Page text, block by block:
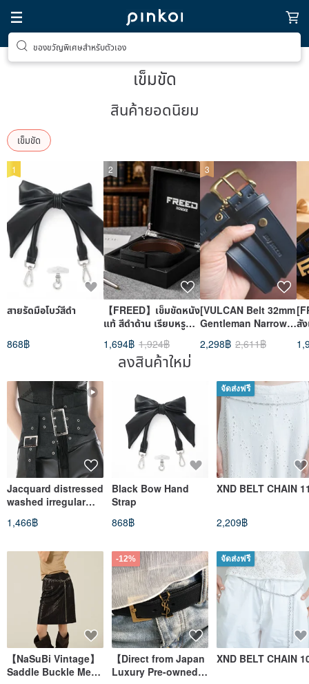
ของขวัญพิเศษสำหรับตัวเอง
เข็มขัด
สินค้ายอดนิยม
เข็มขัด
สายรัดมือโบว์สีดำ
868฿
1
【FREED】เข็มขัดหนัง
แท้ สีดำด้าน เรียบหรู
อัตโนมัติ ของขวัญแฟน
1,694฿ 1,924฿
2
[VULCAN Belt 32mm
Gentleman Narrow
Belt] อานม้าหนัง
Walpier หลากสี
2,298฿ 2,611฿
3
สั
เ
ลงสินค้าใหม่
Jacquard distressed
washed irregular
lace-up waist belt,
punk style, DARK IN
1,466฿
【NaSuBi Vintage】
Saddle Buckle Metal
Black Bow Hand
Strap
868฿
-12%
【Direct from Japan
Luxury Pre-owned
จัดส่งฟรี
XND BELT CHAIN
2,209฿
จัดส่งฟรี
XND BELT CHAIN